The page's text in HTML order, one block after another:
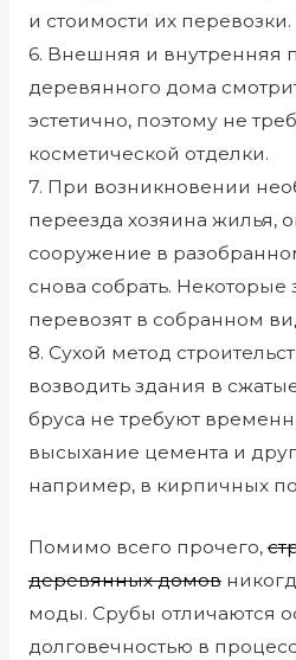
и стоимости их перевозки.
6. Внешняя и внутренняя
деревянного дома
эстетично, поэтому не
косметической отделки.
7. При возникновении
переезда хозяина жилья,
сооружение в
снова собрать. Некоторые
перевозят в собранном
8. Сухой метод
возводить здания в
бруса не требуют
высыхание цемента и
например, в кирпичных
Помимо всего прочего,
деревянных домов
моды. Срубы отличаются
долговечностью в